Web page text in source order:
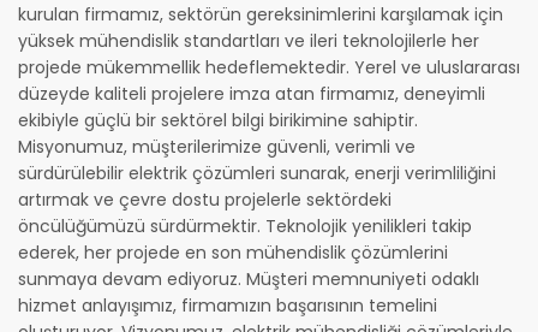
kurulan firmamız, sektörün gereksinimlerini karşılamak için
yüksek mühendislik standartları ve ileri teknolojilerle her
projede mükemmellik hedeflemektedir. Yerel ve uluslararası
düzeyde kaliteli projelere imza atan firmamız, deneyimli
ekibiyle güçlü bir sektörel bilgi birikimine sahiptir.
Misyonumuz, müşterilerimize güvenli, verimli ve
sürdürülebilir elektrik çözümleri sunarak, enerji verimliliğini
artırmak ve çevre dostu projelerle sektördeki
öncülüğümüzü sürdürmektir. Teknolojik yenilikleri takip
ederek, her projede en son mühendislik çözümlerini
sunmaya devam ediyoruz. Müşteri memnuniyeti odaklı
hizmet anlayışımız, firmamızın başarısının temelini